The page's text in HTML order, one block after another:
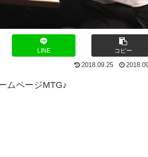
LINE コピー
2018.09.25
ムページMTG♪